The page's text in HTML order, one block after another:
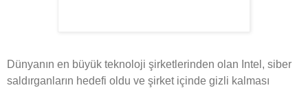
Dünyanın en büyük teknoloji şirketlerinden olan Intel, siber
saldırganların hedefi oldu ve şirket içinde gizli kalması